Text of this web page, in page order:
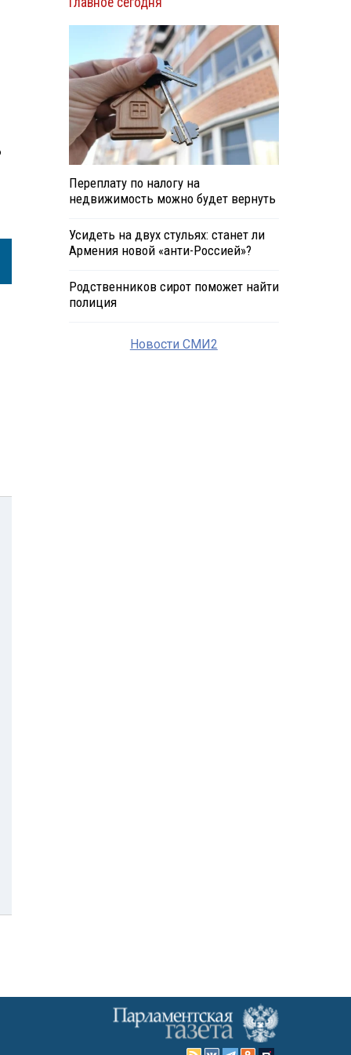
Переплату по налогу на
недвижимость можно будет вернуть
Усидеть на двух стульях: станет ли
Армения новой «анти-Россией»?
Родственников сирот поможет найти
полиция
Новости СМИ2